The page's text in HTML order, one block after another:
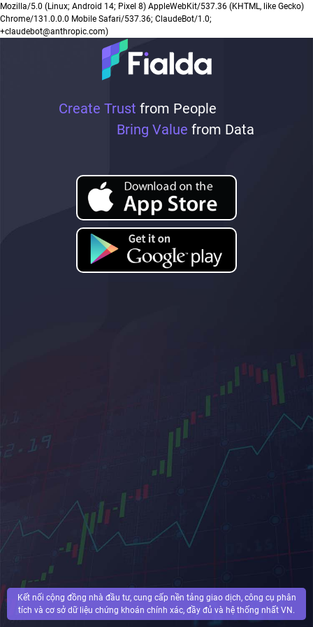
Create Trust from People
Bring Value from Data
Kết nối cộng đồng nhà đầu tư, cung cấp nền tảng giao dịch, công cụ phân
tích và cơ sở dữ liệu chứng khoán chính xác, đầy đủ và hệ thống nhất VN.
Mozilla/5.0 (Linux; Android 14; Pixel 8) AppleWebKit/537.36 (KHTML, like Gecko)
Chrome/131.0.0.0 Mobile Safari/537.36; ClaudeBot/1.0;
+claudebot@anthropic.com)